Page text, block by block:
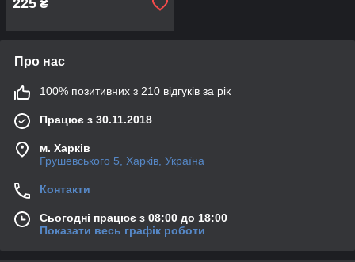
225 ₴
Про нас
100% позитивних з 210 відгуків за рік
Працює з 30.11.2018
м. Харків
Грушевського 5, Харків, Україна
Контакти
Сьогодні працює з 08:00 до 18:00
Показати весь графік роботи